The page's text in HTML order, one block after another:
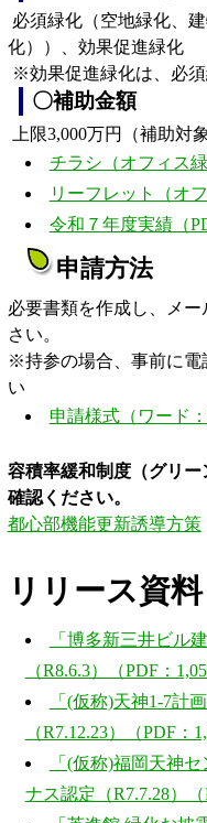
必須緑化（空地緑化、
化））、効果促進緑化
※効果促進緑化は、必
〇補助金額
上限3,000万円（補助対
チラシ（オフィス
リーフレット（オ
令和７年度実績（
申請方法
必要書類を作成し、メ
さい。
※持参の場合、事前に電
い
申請様式（ワード：
容積率緩和制度（グリ
確認ください。
都心部機能更新誘導方策
リリース資料
「博多新三井ビル
（R8.6.3）（PDF：
「(仮称)天神1-7計
（R7.12.23）（PDF：
「(仮称)福岡天神
ナス認定（R7.7.28）（